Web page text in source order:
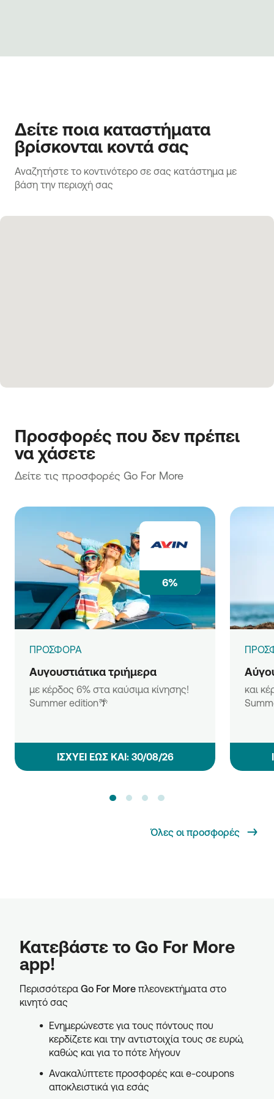
Δείτε ποια καταστήματα
βρίσκονται κοντά σας
Αναζητήστε το κοντινότερο σε σας κατάστημα με
βάση την περιοχή σας
Προσφορές που δεν πρέπει
να χάσετε
Δείτε τις προσφορές Go For More
6%
ΠΡΟΣΦΟΡΑ
Αυγουστιάτικα τριήμερα
με κέρδος 6% στα καύσιμα κίνησης!
Summer edition🌴
ΙΣΧΥΕΙ ΕΩΣ ΚΑΙ: 30/08/26
και
Όλες οι προσφορές
Κατεβάστε το Go For More
app!
Περισσότερα Go For More πλεονεκτήματα στο
κινητό σας
Ενημερώνεστε για τους πόντους που
κερδίζετε και την αντιστοιχία τους σε ευρώ,
καθώς και για το πότε λήγουν
Ανακαλύπτετε προσφορές και e-coupons
αποκλειστικά για εσάς